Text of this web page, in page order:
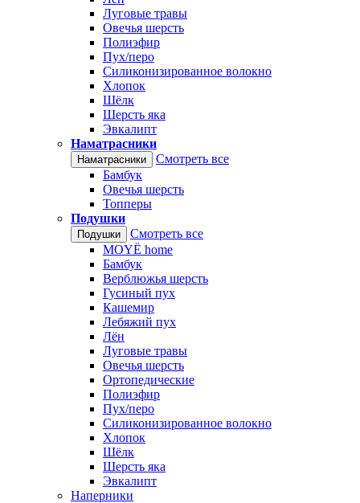
Луговые травы
Овечья шерсть
Полиэфир
Пух/перо
Силиконизированное волокно
Хлопок
Шёлк
Шерсть яка
Эвкалипт
Наматрасники
Наматрасники
Смотреть все
Бамбук
Овечья шерсть
Топперы
Подушки
Подушки
Смотреть все
MOYЁ home
Бамбук
Верблюжья шерсть
Гусиный пух
Кашемир
Лебяжий пух
Лён
Луговые травы
Овечья шерсть
Ортопедические
Полиэфир
Пух/перо
Силиконизированное волокно
Хлопок
Шёлк
Шерсть яка
Эвкалипт
Наперники